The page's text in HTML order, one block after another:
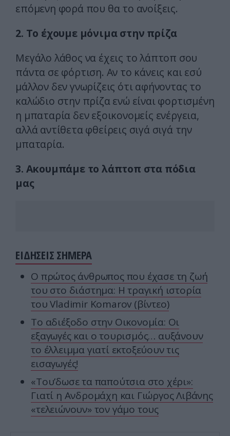
επόμενη φορά που θα το ανοίξεις.
2. Το έχουμε μόνιμα στην πρίζα
Μεγάλο λάθος να έχεις το λάπτοπ σου
πάντα σε φόρτιση. Αν το κάνεις και εσύ
μάλλον δεν γνωρίζεις ότι αφήνοντας το
καλώδιο στην πρίζα ενώ είναι φορτισμένη
η μπαταρία δεν εξοικονομείς ενέργεια,
αλλά αντίθετα φθείρεις σιγά σιγά την
μπαταρία.
3. Ακουμπάμε το λάπτοπ στα πόδια
μας
ΕΙΔΗΣΕΙΣ ΣΗΜΕΡΑ
Ο πρώτος άνθρωπος που έχασε τη ζωή
του στο διάστημα: Η τραγική ιστορία
του Vladimir Komarov (βίντεο)
Το αδιέξοδο στην Οικονομία: Οι
εξαγωγές και ο τουρισμός… αυξάνουν
το έλλειμμα γιατί εκτοξεύουν τις
εισαγωγές!
«Του’δωσε τα παπούτσια στο χέρι»:
Γιατί η Ανδρομάχη και Γιώργος Λιβάνης
«τελειώνουν» τον γάμο τους